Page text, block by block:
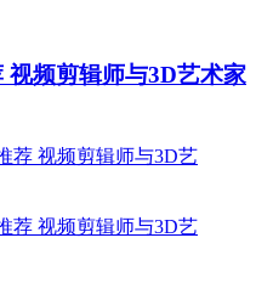
视频剪辑师与3D艺术家